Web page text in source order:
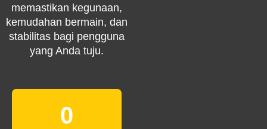
memastikan kegunaan,
kemudahan bermain, dan
stabilitas bagi pengguna
yang Anda tuju.
0